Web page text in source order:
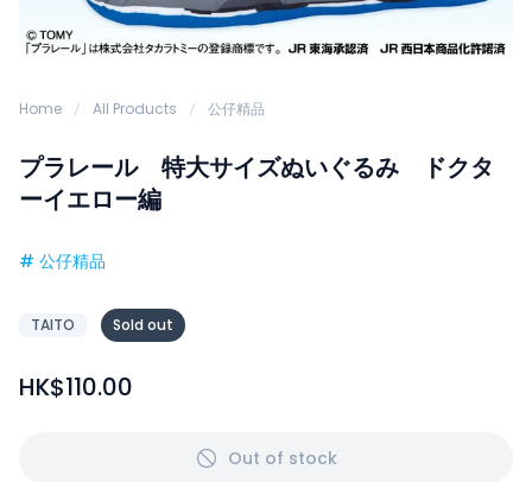
Home All Products 公仔精品
プラレール 特大サイズぬいぐるみ ドクタ
ーイエロー編
# 公仔精品
TAITO Sold out
HK$110.00
Out of stock